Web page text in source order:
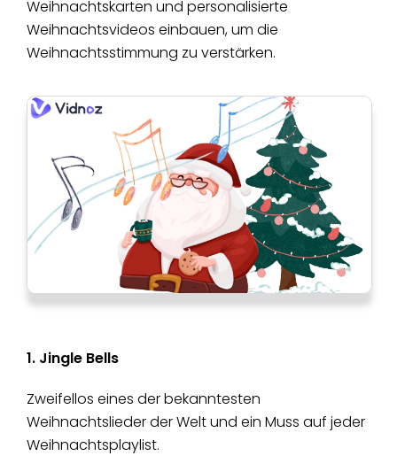
Weihnachtskarten und personalisierte
Weihnachtsvideos einbauen, um die
Weihnachtsstimmung zu verstärken.
1. Jingle Bells
Zweifellos eines der bekanntesten
Weihnachtslieder der Welt und ein Muss auf jeder
Weihnachtsplaylist.